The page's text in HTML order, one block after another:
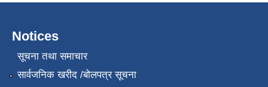
Notices
सूचना तथा समाचार
सार्वजनिक खरीद /बोलपत्र सूचना